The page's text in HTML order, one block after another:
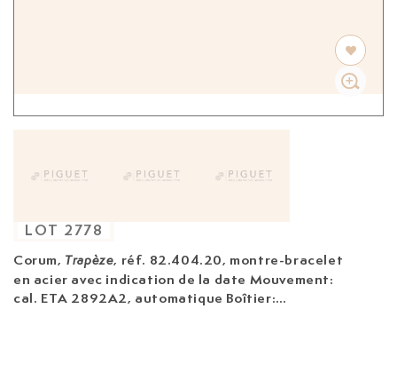
Corum, Trapèze, réf. 82.404.20, montre-bracelet
en acier avec indication de la date Mouvement:
cal. ETA 2892A2, automatique Boîtier:
LOT 2778